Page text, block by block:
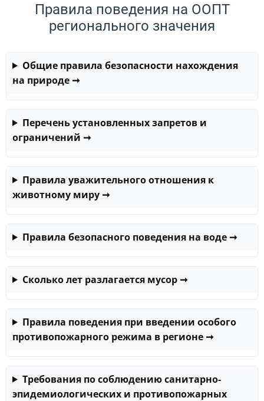
Правила поведения на ООПТ
регионального значения
Общие правила безопасности нахождения
на природе ➞
Перечень установленных запретов и
ограничений ➞
Правила уважительного отношения к
животному миру ➞
Правила безопасного поведения на воде➞
Сколько лет разлагается мусор➞
Правила поведения при введении особого
противопожарного режима в регионе ➞
Требования по соблюдению санитарно-
эпидемиологических и противопожарных